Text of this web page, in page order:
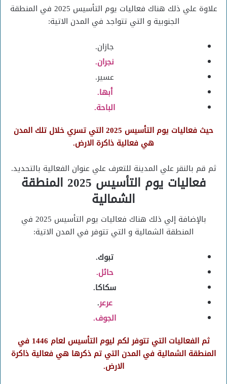
علاوة علي ذلك هناك فعاليات يوم التأسيس 2025 في المنطقة
الجنوبية و التي تتواجد في المدن الاتية:
جازان.
نجران‎.
عسير.
أبها.
الباحة.
حيث فعاليات يوم التأسيس 2025 التي تسري خلال تلك المدن
هي فعالية ذاكرة الارض.
ثم قم بالنقر علي المدينة للتعرف علي عنوان الفعالية بالتحديد.
فعاليات يوم التأسيس 2025 المنطقة
الشمالية
بالإضافة إلي ذلك هناك فعاليات يوم التأسيس 2025 في
المنطقة الشمالية و التي تتوفر في المدن الاتية:
تبوك.
حائل.
سكاكا.
عرعر.
الجوف.
ثم الفعاليات التي تتوفر لكم ليوم التأسيس لعام 1446 في
المنطقة الشمالية في المدن التي تم ذكرها هي فعالية ذاكرة
الارض.